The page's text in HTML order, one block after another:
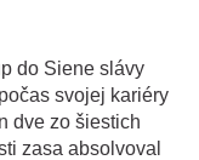
do Siene slávy
svojej kariéry
dve zo šiestich
zasa absolvoval